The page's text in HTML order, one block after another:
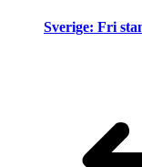
Sverige: Fri